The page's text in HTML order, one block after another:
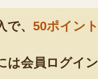
、 50ポイン
は会員ログイ